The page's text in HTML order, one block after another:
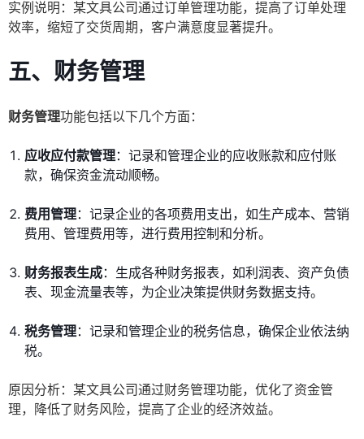
实例说明：某文具公司通过订单管理功能，提高了订单处理
效率，缩短了交货周期，客户满意度显著提升。
五、财务管理
财务管理功能包括以下几个方面：
应收应付款管理：记录和管理企业的应收账款和应付账
款，确保资金流动顺畅。
费用管理：记录企业的各项费用支出，如生产成本、营销
费用、管理费用等，进行费用控制和分析。
财务报表生成：生成各种财务报表，如利润表、资产负债
表、现金流量表等，为企业决策提供财务数据支持。
税务管理：记录和管理企业的税务信息，确保企业依法纳
税。
原因分析：某文具公司通过财务管理功能，优化了资金管
理，降低了财务风险，提高了企业的经济效益。